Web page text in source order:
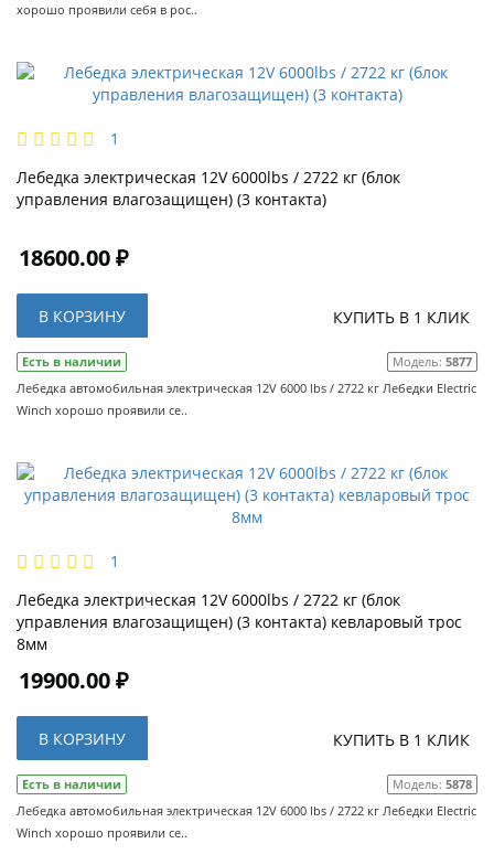
хорошо проявили себя в рос..
1
Лебедка электрическая 12V 6000lbs / 2722 кг (блок
управления влагозащищен) (3 контакта)
18600.00 ₽
В КОРЗИНУ КУПИТЬ В 1 КЛИК
Есть в наличии Модель: 5877
Лебедка автомобильная электрическая 12V 6000 lbs / 2722 кг Лебедки Electric
Winch хорошо проявили се..
1
Лебедка электрическая 12V 6000lbs / 2722 кг (блок
управления влагозащищен) (3 контакта) кевларовый трос
8мм
19900.00 ₽
В КОРЗИНУ КУПИТЬ В 1 КЛИК
Есть в наличии Модель: 5878
Лебедка автомобильная электрическая 12V 6000 lbs / 2722 кг Лебедки Electric
Winch хорошо проявили се..